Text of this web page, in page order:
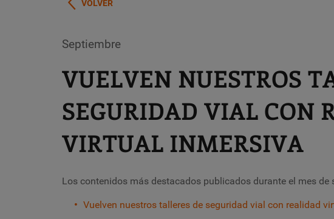
VOLVER
Septiembre
VUELVEN NUESTROS
SEGURIDAD VIAL CON
VIRTUAL INMERSIVA
Los contenidos más destacados publicados durante el mes de
Vuelven nuestros talleres de seguridad vial con realidad